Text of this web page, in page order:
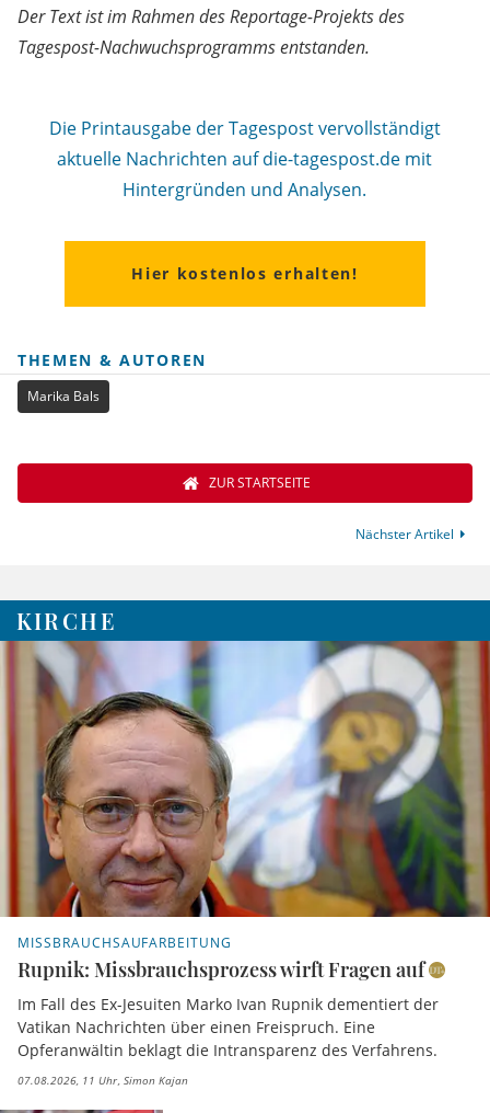
Der Text ist im Rahmen des Reportage-Projekts des
Tagespost-Nachwuchsprogramms entstanden.
Die Printausgabe der Tagespost vervollständigt
aktuelle Nachrichten auf die-tagespost.de mit
Hintergründen und Analysen.
Hier kostenlos erhalten!
THEMEN & AUTOREN
Marika Bals
ZUR STARTSEITE
Nächster Artikel
KIRCHE
MISSBRAUCHSAUFARBEITUNG
Rupnik: Missbrauchsprozess wirft Fragen auf
Im Fall des Ex-Jesuiten Marko Ivan Rupnik dementiert der
Vatikan Nachrichten über einen Freispruch. Eine
Opferanwältin beklagt die Intransparenz des Verfahrens.
07.08.2026, 11 Uhr Simon Kajan